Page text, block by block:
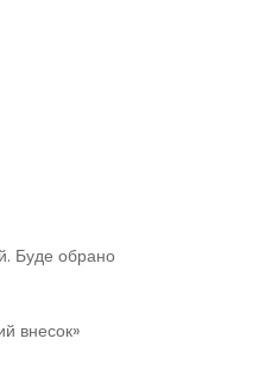
Буде обрано
внесок»